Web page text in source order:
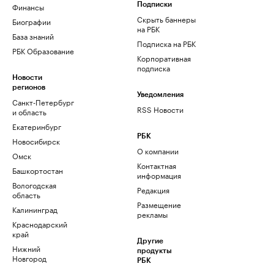
Финансы
Биографии
База знаний
РБК Образование
Новости
регионов
Санкт-Петербург
и область
Екатеринбург
Новосибирск
Омск
Башкортостан
Вологодская
область
Калининград
Краснодарский
край
Нижний
Новгород
Подписки
Скрыть баннеры
на РБК
Подписка на РБК
Корпоративная
подписка
Уведомления
RSS Новости
РБК
О компании
Контактная
информация
Редакция
Размещение
рекламы
Другие
продукты
РБК